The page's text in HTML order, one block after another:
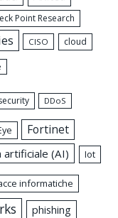
Point Research
CISO cloud
DDoS
Fortinet
artificiale (AI) Iot
informatiche
phishing